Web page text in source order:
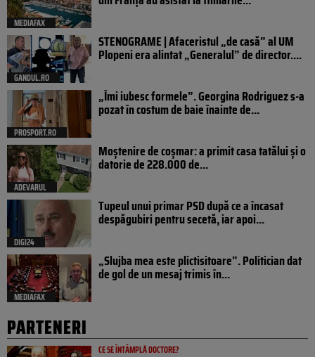
MEDIAFAX
GANDUL.RO
STENOGRAME | Afaceristul „de casă” al UM
Plopeni era alintat „Generalul” de director....
PROSPORT.RO
„Îmi iubesc formele”. Georgina Rodriguez s-a
pozat în costum de baie înainte de...
ADEVARUL
Moștenire de coșmar: a primit casa tatălui și o
datorie de 228.000 de...
DIGI24
Tupeul unui primar PSD după ce a încasat
despăgubiri pentru secetă, iar apoi...
MEDIAFAX
„Slujba mea este plictisitoare”. Politician dat
de gol de un mesaj trimis în...
PARTENERI
CE SE ÎNTÂMPLĂ DOCTORE?